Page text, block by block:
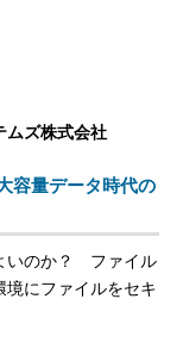
ムズ株式会社
容量データ時代の
いのか？ ファイル
にファイルをセキ